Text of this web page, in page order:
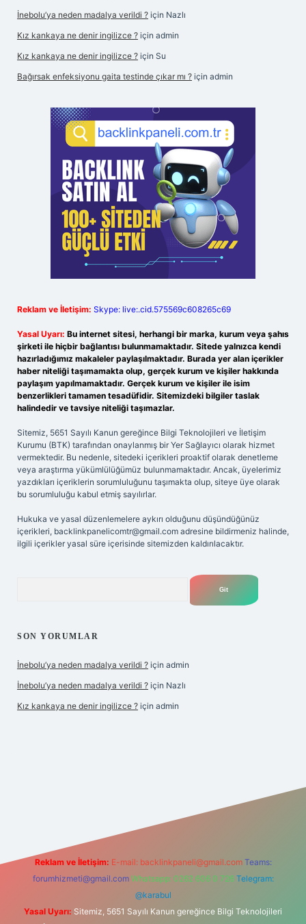
İnebolu’ya neden madalya verildi ? için Nazlı
Kız kankaya ne denir ingilizce ? için admin
Kız kankaya ne denir ingilizce ? için Su
Bağırsak enfeksiyonu gaita testinde çıkar mı ? için admin
Reklam ve İletişim: Skype: live:.cid.575569c608265c69
Yasal Uyarı: Bu internet sitesi, herhangi bir marka, kurum veya şahıs
şirketi ile hiçbir bağlantısı bulunmamaktadır. Sitede yalnızca kendi
hazırladığımız makaleler paylaşılmaktadır. Burada yer alan içerikler
haber niteliği taşımamakta olup, gerçek kurum ve kişiler hakkında
paylaşım yapılmamaktadır. Gerçek kurum ve kişiler ile isim
benzerlikleri tamamen tesadüfidir. Sitemizdeki bilgiler taslak
halindedir ve tavsiye niteliği taşımazlar.
Sitemiz, 5651 Sayılı Kanun gereğince Bilgi Teknolojileri ve İletişim
Kurumu (BTK) tarafından onaylanmış bir Yer Sağlayıcı olarak hizmet
vermektedir. Bu nedenle, sitedeki içerikleri proaktif olarak denetleme
veya araştırma yükümlülüğümüz bulunmamaktadır. Ancak, üyelerimiz
yazdıkları içeriklerin sorumluluğunu taşımakta olup, siteye üye olarak
bu sorumluluğu kabul etmiş sayılırlar.
Hukuka ve yasal düzenlemelere aykırı olduğunu düşündüğünüz
içerikleri, backlinkpanelicomtr@gmail.com adresine bildirmeniz halinde,
ilgili içerikler yasal süre içerisinde sitemizden kaldırılacaktır.
SON YORUMLAR
İnebolu’ya neden madalya verildi ? için admin
İnebolu’ya neden madalya verildi ? için Nazlı
Kız kankaya ne denir ingilizce ? için admin
Reklam ve İletişim: E-mail: backlinkpaneli@gmail.com Teams:
forumhizmeti@gmail.com Whatsapp: 0262 606 0 726 Telegram:
@karabul
Yasal Uyarı: Sitemiz, 5651 Sayılı Kanun gereğince Bilgi Teknolojileri